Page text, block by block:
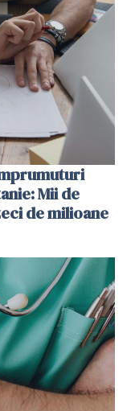
Mii de
de milioane